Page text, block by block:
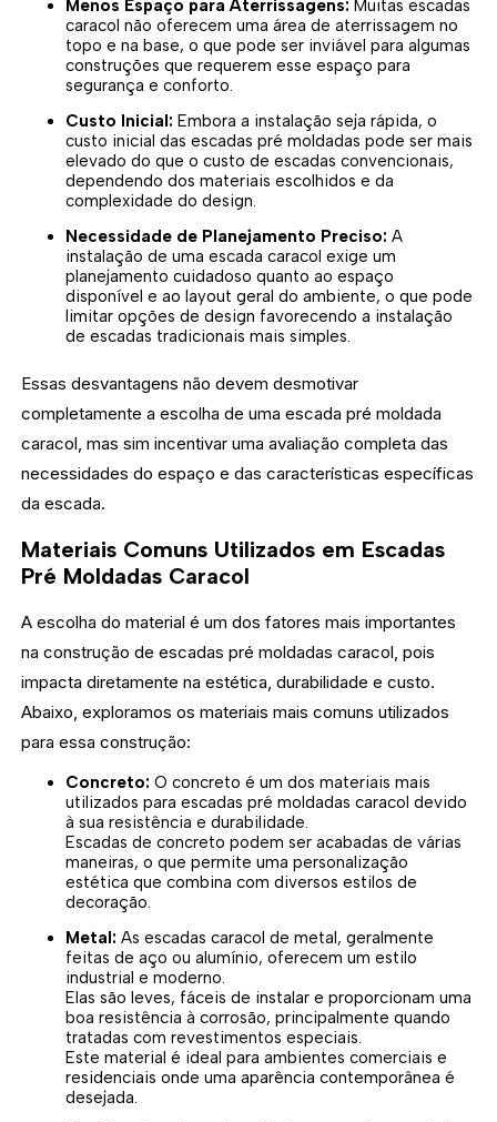
Menos Espaço para Aterrissagens: Muitas escadas
caracol não oferecem uma área de aterrissagem no
topo e na base, o que pode ser inviável para algumas
construções que requerem esse espaço para
segurança e conforto.
Custo Inicial: Embora a instalação seja rápida, o
custo inicial das escadas pré moldadas pode ser mais
elevado do que o custo de escadas convencionais,
dependendo dos materiais escolhidos e da
complexidade do design.
Necessidade de Planejamento Preciso: A
instalação de uma escada caracol exige um
planejamento cuidadoso quanto ao espaço
disponível e ao layout geral do ambiente, o que pode
limitar opções de design favorecendo a instalação
de escadas tradicionais mais simples.
Essas desvantagens não devem desmotivar
completamente a escolha de uma escada pré moldada
caracol, mas sim incentivar uma avaliação completa das
necessidades do espaço e das características específicas
da escada.
Materiais Comuns Utilizados em Escadas
Pré Moldadas Caracol
A escolha do material é um dos fatores mais importantes
na construção de escadas pré moldadas caracol, pois
impacta diretamente na estética, durabilidade e custo.
Abaixo, exploramos os materiais mais comuns utilizados
para essa construção:
Concreto: O concreto é um dos materiais mais
utilizados para escadas pré moldadas caracol devido
à sua resistência e durabilidade.
Escadas de concreto podem ser acabadas de várias
maneiras, o que permite uma personalização
estética que combina com diversos estilos de
decoração.
Metal: As escadas caracol de metal, geralmente
feitas de aço ou alumínio, oferecem um estilo
industrial e moderno.
Elas são leves, fáceis de instalar e proporcionam uma
boa resistência à corrosão, principalmente quando
tratadas com revestimentos especiais.
Este material é ideal para ambientes comerciais e
residenciais onde uma aparência contemporânea é
desejada.